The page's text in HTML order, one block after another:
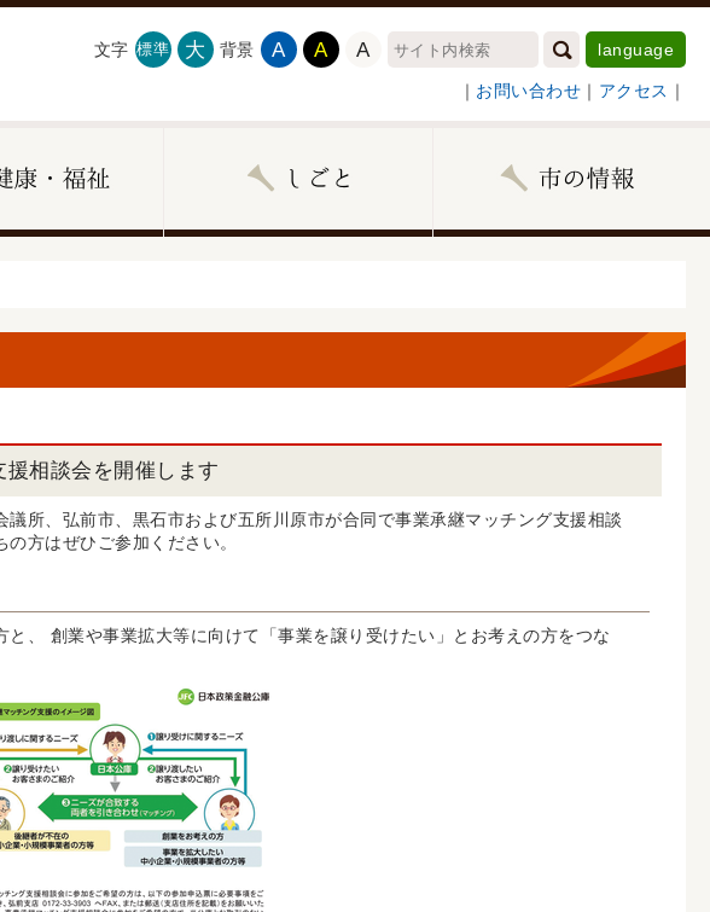
文字 標準 大 背景 A A A language
｜ お問い合わせ ｜ アクセス ｜
相談会を開催します
所、弘前市、黒石市および五所川原市が合同で事業承継マッチング支援相談
方はぜひご参加ください。
、 創業や事業拡大等に向けて「事業を譲り受けたい」とお考えの方をつな